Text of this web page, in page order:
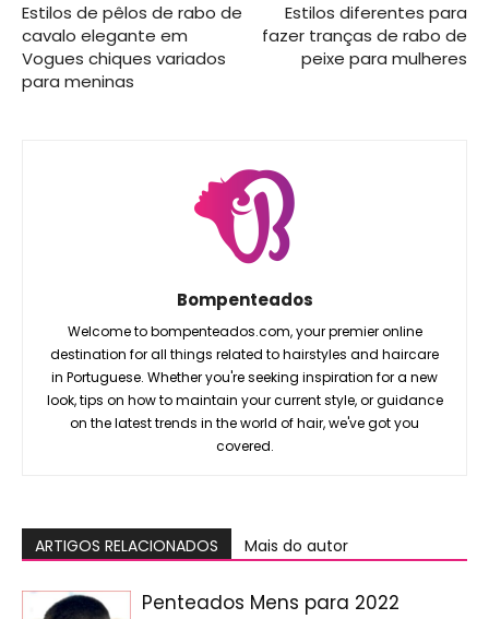
Estilos de pêlos de rabo de
cavalo elegante em
Vogues chiques variados
para meninas
Estilos diferentes para
fazer tranças de rabo de
peixe para mulheres
Bompenteados
Welcome to bompenteados.com, your premier online
destination for all things related to hairstyles and haircare
in Portuguese. Whether you're seeking inspiration for a new
look, tips on how to maintain your current style, or guidance
on the latest trends in the world of hair, we've got you
covered.
ARTIGOS RELACIONADOS Mais do autor
Penteados Mens para 2022